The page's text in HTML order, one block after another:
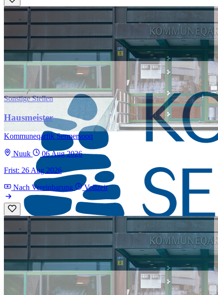
Sonstige Stellen
Hausmeister
Kommuneqarfik Sermersooq
Nuuk
06 Aug 2026
Frist: 26 Aug 2026
Nach Vereinbarung Vollzeit